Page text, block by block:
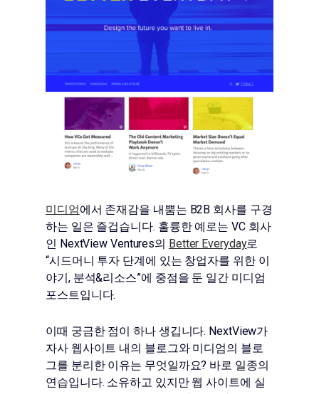
미디엄에서 존재감을 내뿜는 B2B 회사를 구경
하는 일은 즐겁습니다. 훌륭한 예로는 VC 회사
인 NextView Ventures의 Better Everyday로
“시드머니 투자 단계에 있는 창업자를 위한 이
야기, 분석&리소스”에 중점을 둔 일간 미디엄
포스트입니다.
이때 궁금한 점이 하나 생깁니다. NextView가
자사 웹사이트 내의 블로그와 미디엄의 블로
그를 분리한 이유는 무엇일까요? 바로 일종의
연습입니다. 소유하고 있지만 웹 사이트에 실